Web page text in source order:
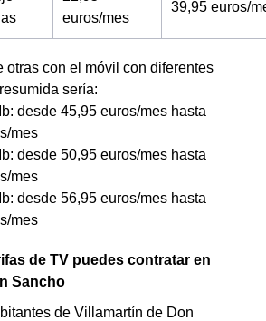
euros/mes
39,95 euros/
otras con el móvil con diferentes
sería:
desde 45,95 euros/mes hasta
mes
desde 50,95 euros/mes hasta
mes
desde 56,95 euros/mes hasta
mes
de TV puedes contratar en
Sancho
de Villamartín de Don